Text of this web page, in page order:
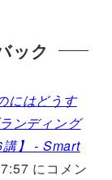
ック
にはどうす
ンディング
】 - Smart
にコメン